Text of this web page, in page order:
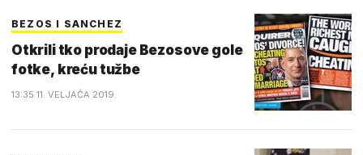
BEZOS I SANCHEZ
Otkrili tko prodaje Bezosove gole
fotke, kreću tužbe
13:35 11. VELJAČA 2019.